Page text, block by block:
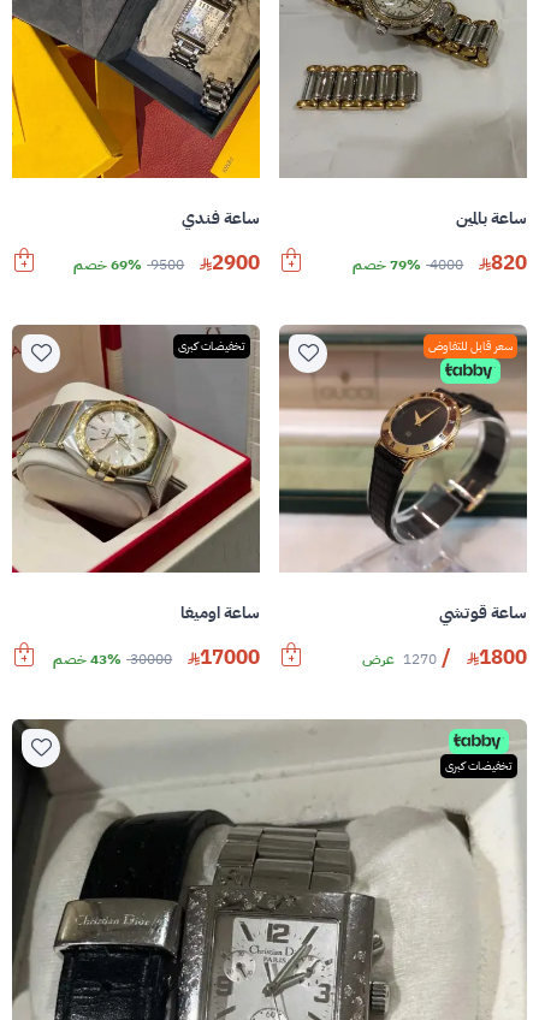
ساعة بالمين
820
4000 79% خصم
ساعة فندي
2900
9500 69% خصم
سعر قابل للتفاوض
ساعة قوتشي
1800
/
1270 عرض
تخفيضات كبرى
ساعة اوميغا
17000
30000 43% خصم
تخفيضات كبرى